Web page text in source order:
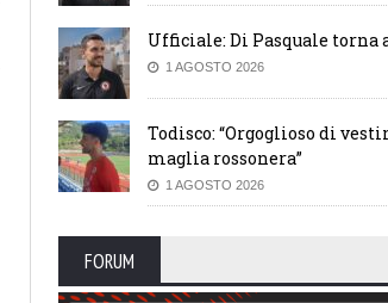
Ufficiale: Di Pasquale torna
1 AGOSTO 2026
Todisco: “Orgoglioso di
maglia rossonera”
1 AGOSTO 2026
FORUM